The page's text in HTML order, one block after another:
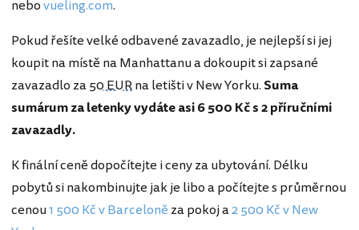
nebovueling.com.
Pokud řešíte velké odbavené zavazadlo, je nejlepší si jej
koupit na místě na Manhattanu a dokoupit si zapsané
zavazadlo za50 EURna letišti v New Yorku. Suma
sumárum za letenky vydáte asi 6 500 Kč s 2 příručními
zavazadly.
K finální ceně dopočítejte i ceny za ubytování. Délku
pobytů si nakombinujte jak je libo a počítejte s průměrnou
cenou1 500 Kč v Barceloně za pokoj a2 500 Kč v New